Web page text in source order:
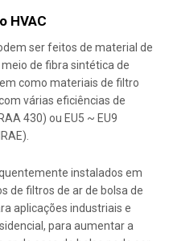
HVAC
ser feitos de material de
de fibra sintética de
como materiais de filtro
várias eficiências de
430) ou EU5 ~ EU9
instalados em
de filtros de ar de bolsa de
aplicações industriais e
para aumentar a